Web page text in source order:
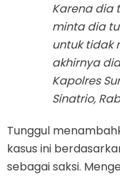
Karena dia
minta dia
untuk tidak
akhirnya
Kapolres
Sinatrio,
Tunggul
kasus ini
sebagai saksi.